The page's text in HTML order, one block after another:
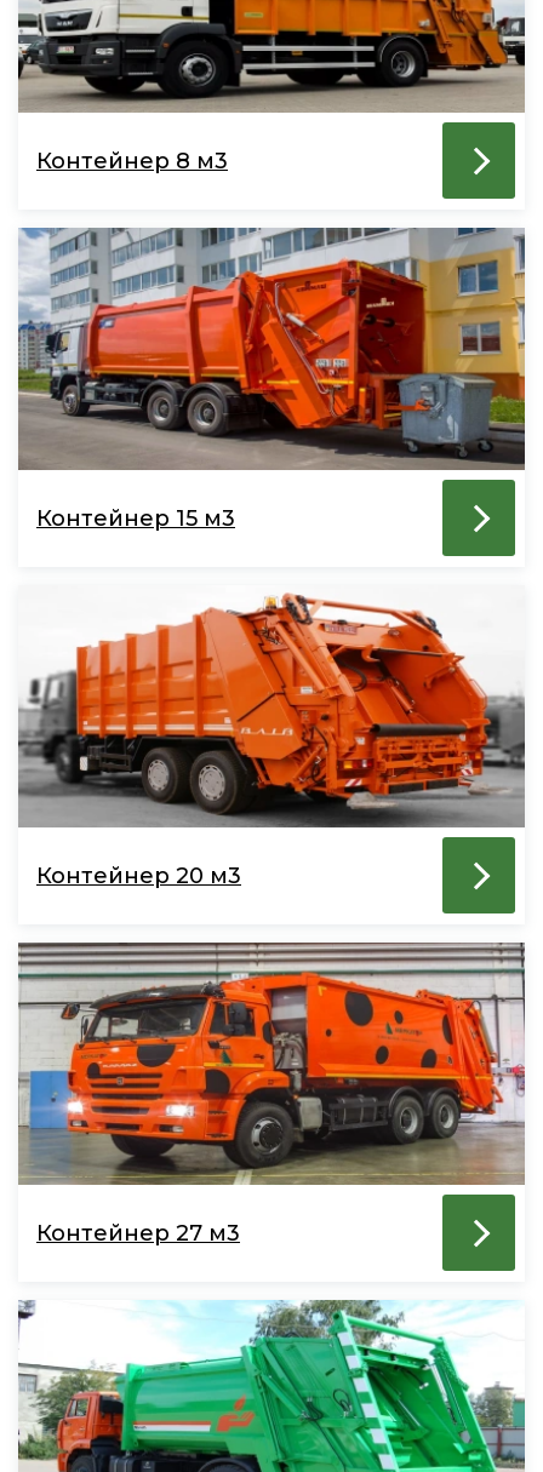
Контейнер 8 м3
Контейнер 15 м3
Контейнер 20 м3
Контейнер 27 м3